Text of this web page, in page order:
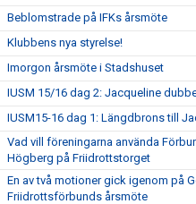
Beblomstrade på IFKs årsmöte
Klubbens nya styrelse!
Imorgon årsmöte i Stadshuset
IUSM 15/16 dag 2: Jacqueline
IUSM15-16 dag 1: Längdbrons till
Vad vill föreningarna använda
Högberg på Friidrottstorget
En av två motioner gick igenom på
Friidrottsförbunds årsmöte